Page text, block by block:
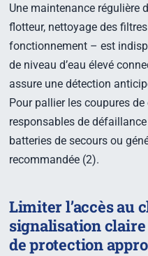
Une maintenance régulière
flotteur, nettoyage des
fonctionnement – est
de niveau d’eau élevé
assure une détection
Pour pallier les coupures
responsables de
batteries de secours ou
recommandée (2).
Limiter l’accès au
signalisation
de protection